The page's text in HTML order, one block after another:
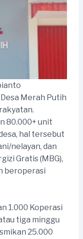
Merah Putih
80.000+ unit
hal tersebut
nelayan, dan
Gratis (MBG),
beroperasi
1.000 Koperasi
tiga minggu
25.000